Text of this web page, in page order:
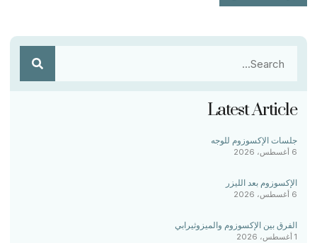
Latest Article
جلسات الإكسوزوم للوجه
6 أغسطس، 2026
الإكسوزوم بعد الليزر
6 أغسطس، 2026
الفرق بين الإكسوزوم والميزوثيرابي
1 أغسطس، 2026